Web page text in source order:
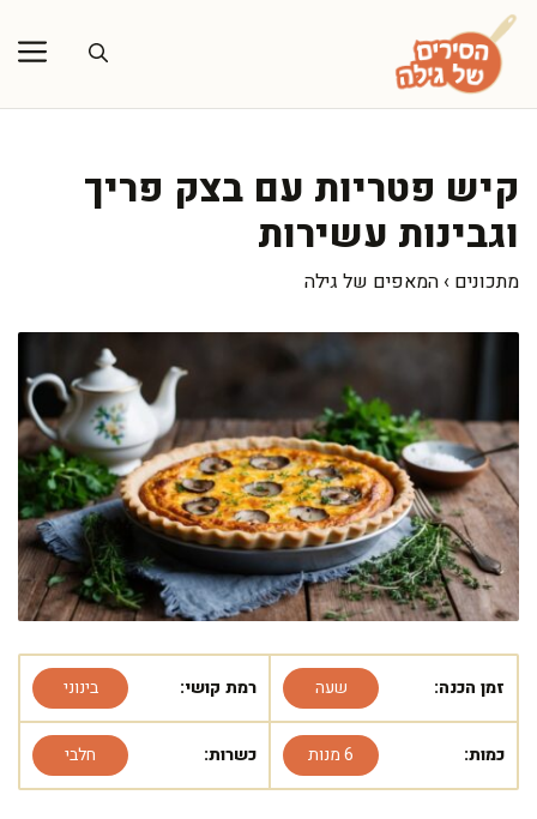
לדלג
לתוכן
קיש פטריות עם בצק פריך
וגבינות עשירות
מתכונים › המאפים של גילה
זמן הכנה: שעה רמת קושי: בינוני
כמות: 6 מנות כשרות: חלבי